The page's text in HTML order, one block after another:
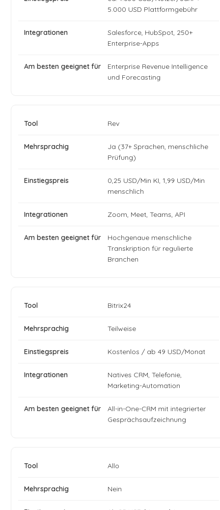
5.000 USD Plattformgebühr
Salesforce, HubSpot, 250+
Enterprise-Apps
Enterprise Revenue Intelligence
und Forecasting
Rev
Ja (37+ Sprachen, menschliche
Prüfung)
0,25 USD/Min KI, 1,99 USD/Min
menschlich
Zoom, Meet, Teams, API
Hochgenaue menschliche
Transkription für regulierte
Branchen
Bitrix24
Teilweise
Kostenlos / ab 49 USD/Monat
Natives CRM, Telefonie,
Marketing-Automation
All-in-One-CRM mit integrierter
Gesprächsaufzeichnung
Allo
Nein